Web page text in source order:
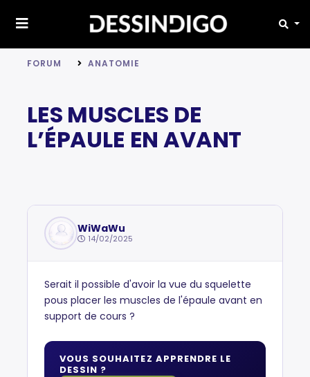
FORUM ANATOMIE
LES MUSCLES DE
L’ÉPAULE EN AVANT
WiWaWu
14/02/2025
Serait il possible d'avoir la vue du squelette
pous placer les muscles de l'épaule avant en
support de cours ?
VOUS SOUHAITEZ APPRENDRE LE
DESSIN ?